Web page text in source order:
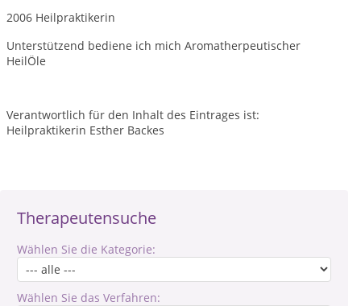
Therapeutensuche
Wählen Sie die Kategorie:
Wählen Sie das Verfahren:
2006 Heilpraktikerin
Unterstützend bediene ich mich Aromatherpeutischer
HeilÖle
Verantwortlich für den Inhalt des Eintrages ist:
Heilpraktikerin Esther Backes